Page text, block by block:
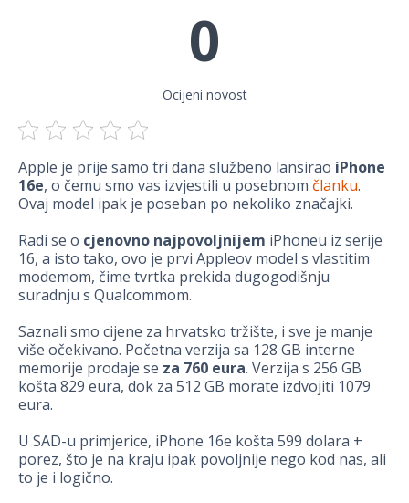
0
Ocijeni novost
Apple je prije samo tri dana službeno lansirao iPhone
16e, o čemu smo vas izvjestili u posebnom članku.
Ovaj model ipak je poseban po nekoliko značajki.
Radi se o cjenovno najpovoljnijem iPhoneu iz serije
16, a isto tako, ovo je prvi Appleov model s vlastitim
modemom, čime tvrtka prekida dugogodišnju
suradnju s Qualcommom.
Saznali smo cijene za hrvatsko tržište, i sve je manje
više očekivano. Početna verzija sa 128 GB interne
memorije prodaje se za 760 eura. Verzija s 256 GB
košta 829 eura, dok za 512 GB morate izdvojiti 1079
eura.
U SAD-u primjerice, iPhone 16e košta 599 dolara +
porez, što je na kraju ipak povoljnije nego kod nas, ali
to je i logično.